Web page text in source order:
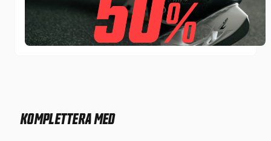
KOMPLETTERA MED